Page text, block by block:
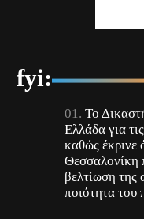
fyi:
Το
Ελλάδα για
καθώς έκρινε
Θεσσαλονίκη
βελτίωση της
ποιότητα του